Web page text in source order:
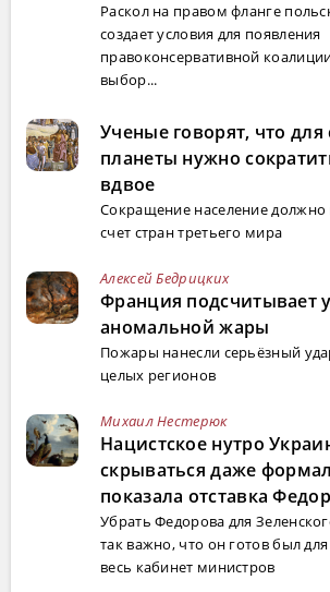
Раскол на правом фланге
создает условия для появления
правоконсервативной
выбор...
Ученые говорят, что для
планеты нужно
вдвое
Сокращение население должно
счет стран третьего мира
Алексей Бедрицких
Франция подсчитывает
аномальной жары
Пожары нанесли серьёзный
целых регионов
Михаил Нестерюк
Нацистское нутро
скрываться даже
показала отставка
Убрать Федорова для
так важно, что он готов был
весь кабинет министров